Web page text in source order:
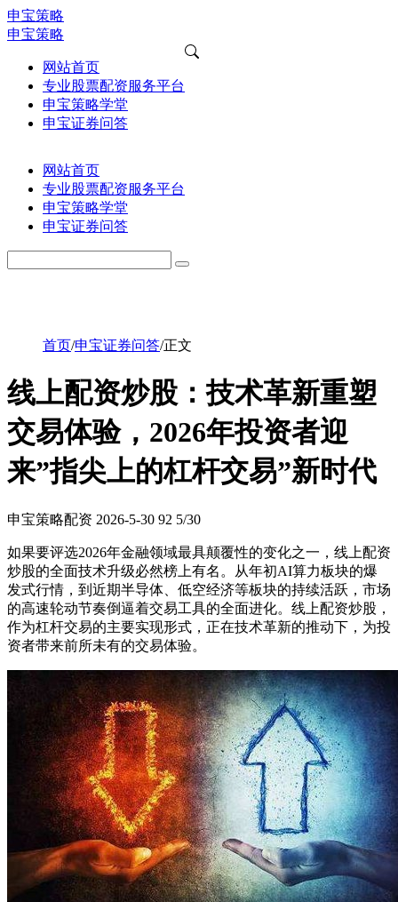
申宝策略
申宝策略
网站首页
专业股票配资服务平台
申宝策略学堂
申宝证券问答
网站首页
专业股票配资服务平台
申宝策略学堂
申宝证券问答
首页/申宝证券问答/正文
线上配资炒股：技术革新重塑
交易体验，2026年投资者迎
来”指尖上的杠杆交易”新时代
申宝策略配资 2026-5-30 92 5/30
如果要评选2026年金融领域最具颠覆性的变化之一，线上配资
炒股的全面技术升级必然榜上有名。从年初AI算力板块的爆
发式行情，到近期半导体、低空经济等板块的持续活跃，市场
的高速轮动节奏倒逼着交易工具的全面进化。线上配资炒股，
作为杠杆交易的主要实现形式，正在技术革新的推动下，为投
资者带来前所未有的交易体验。